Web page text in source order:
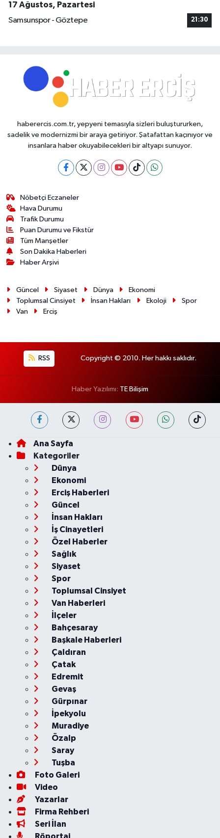
17 Ağustos, Pazartesi
Samsunspor - Göztepe
21:30
haberercis.com.tr, yepyeni temasıyla sizleri buluştururken,
sadelik ve modernizmi bir araya getiriyor. Şatafattan kaçınıyor ve
insanlara haber okuyabilecekleri bir altyapı sunuyor.
Nöbetçi Eczaneler
Hava Durumu
Trafik Durumu
Puan Durumu ve Fikstür
Tüm Manşetler
Son Dakika Haberleri
Haber Arşivi
Güncel Siyaset Dünya
Ekonomi
Toplumsal Cinsiyet
İnsan Hakları Ekoloji
Spor
Van
Erciş
RSS Copyright © 2010. Her hakkı saklıdır.
Haber Yazılımı: TE Bilişim
Ana Sayfa
Kategoriler
Dünya
Ekonomi
Erciş Haberleri
Güncel
İnsan Hakları
İş Cinayetleri
Özel Haberler
Sağlık
Siyaset
Spor
Toplumsal Cinsiyet
Van Haberleri
İlçeler
Bahçesaray
Başkale Haberleri
Çaldıran
Çatak
Edremit
Gevaş
Gürpınar
İpekyolu
Muradiye
Özalp
Saray
Tuşba
Foto Galeri
Video
Yazarlar
Firma Rehberi
Seri İlan
Röportaj